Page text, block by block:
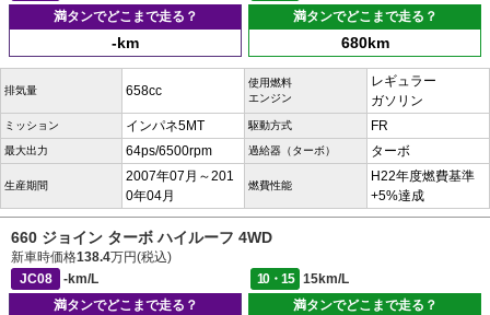
満タンでどこまで走る？
-km
満タンでどこまで走る？
680km
排気量 658cc
使用燃料
エンジン
レギュラー
ガソリン
ミッション インパネ5MT 駆動方式 FR
最大出力 64ps/6500rpm 過給器（ターボ） ターボ
生産期間
2007年07月～201
0年04月
燃費性能
H22年度燃費基準
+5%達成
660 ジョイン ターボ ハイルーフ 4WD
新車時価格138.4万円(税込)
JC08
-km/L 10・15
15km/L
満タンでどこまで走る？
満タンでどこまで走る？